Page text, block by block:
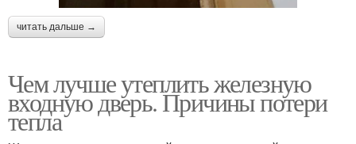
читать дальше →
Чем лучше утеплить железную
входную дверь. Причины потери
тепла